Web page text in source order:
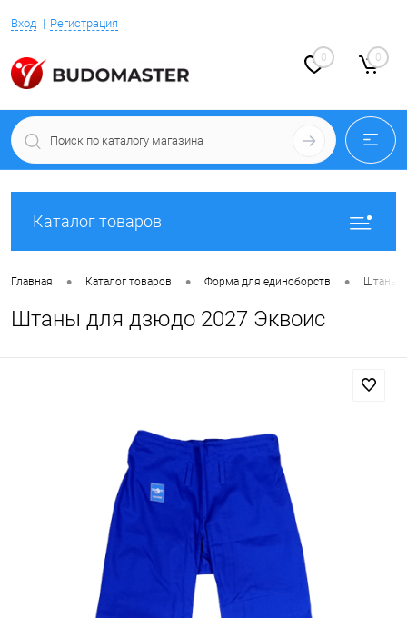
Вход Регистрация
0 0
Каталог товаров
Главная • Каталог товаров • Форма для единоборств • Штаны
Штаны для дзюдо 2027 Эквоис